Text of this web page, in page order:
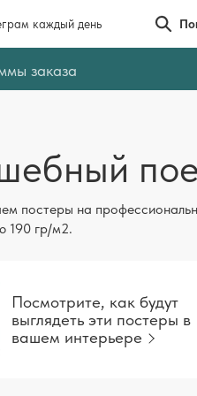
каждый день
заказа
постеры на
190 гр/м2.
Посмотрите, как будут
выглядеть эти постеры в
вашем интерьере